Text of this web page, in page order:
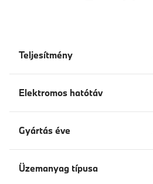
Teljesítmény
Elektromos hatótáv
Gyártás éve
Üzemanyag típusa